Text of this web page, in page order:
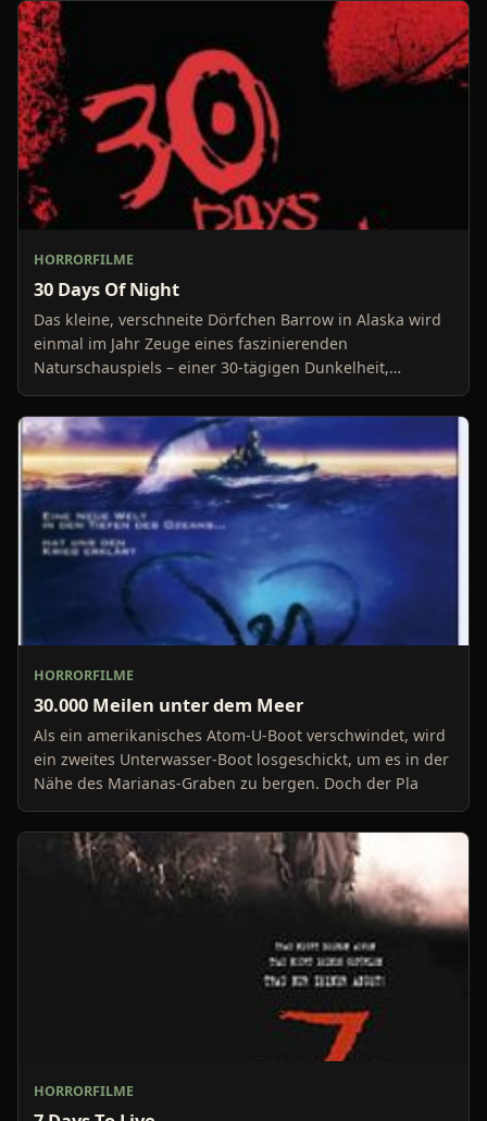
HORRORFILME
30 Days Of Night
Das kleine, verschneite Dörfchen Barrow in Alaska wird
einmal im Jahr Zeuge eines faszinierenden
Naturschauspiels – einer 30-tägigen Dunkelheit,
hervorgeru
HORRORFILME
30.000 Meilen unter dem Meer
Als ein amerikanisches Atom-U-Boot verschwindet, wird
ein zweites Unterwasser-Boot losgeschickt, um es in der
Nähe des Marianas-Graben zu bergen. Doch der Pla
HORRORFILME